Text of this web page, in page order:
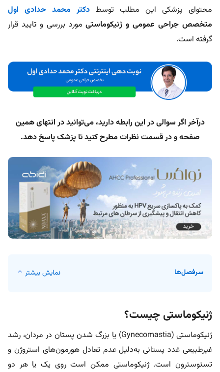
محتوای پزشکی این مطلب توسط دکتر محمد حدادی اول
متخصص جراحی عمومی و ژنیکوماستیمورد بررسی و تایید قرار
گرفته است.
درآخر اگر سوالی در این رابطه دارید، می‌توانید در انتهای همین
صفحه و در قسمت نظرات مطرح کنید تا پزشک پاسخ دهد.
سرفصل‌ها نمایش بیشتر
ژنیکوماستی چیست؟
ژنیکوماستی (Gynecomastia) یا بزرگ شدن پستان در مردان، رشد
غیرطبیعی غدد پستانی به‌دلیل عدم تعادل هورمون‌های استروژن و
تستوسترون است. ژنیکوماستی ممکن است روی یک یا هر دو